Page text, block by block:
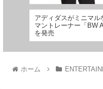
アディダスがミニマル
マントレーナー「BW
を発売
ホーム